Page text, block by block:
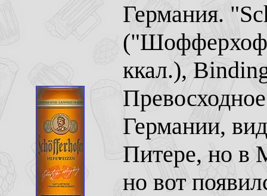
Германия.
ккал.),
Германии,
Питере, но в
но вот